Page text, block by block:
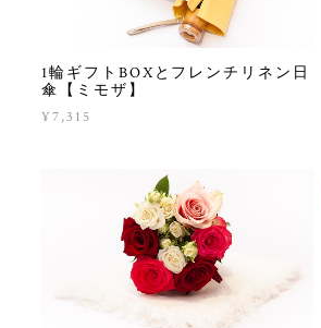
1輪ギフトBOXとフレンチリネン日
傘【ミモザ】
¥7,315